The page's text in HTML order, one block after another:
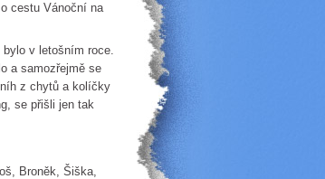
cestu Vánoční na
v letošním roce.
a samozřejmě se
z chytů a kolíčky
se přišli jen tak
Broněk, Šiška,